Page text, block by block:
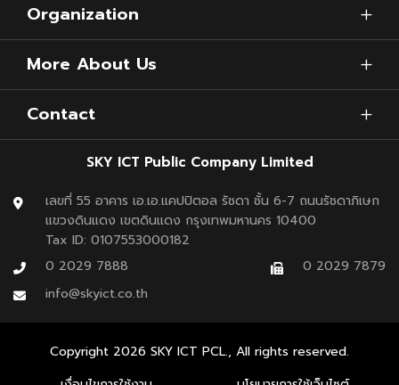
Organization
More About Us
Contact
SKY ICT Public Company Limited
เลขที่ 55 อาคาร เอ.เอ.แคปปิตอล รัชดา ชั้น 6-7 ถนนรัชดาภิเษก
แขวงดินแดง เขตดินแดง กรุงเทพมหานคร 10400
Tax ID: 0107553000182
0 2029 7888
0 2029 7879
info@skyict.co.th
Copyright 2026 SKY ICT PCL., All rights reserved.